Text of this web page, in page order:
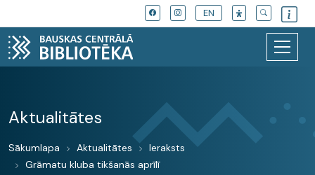
EN
Aktualitātes
Sākumlapa Aktualitātes
Ieraksts
Grāmatu kluba tikšanās aprīlī